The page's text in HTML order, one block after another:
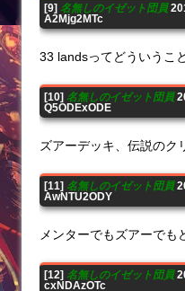
[9] 名無しのイゼット団員
A2Mjg2MTc
33 landsってどういうこ
[10] 名無しのイゼット団員
Q5ODExODE
ズアーデッキ、伝説のク
[11] 名無しのイゼット団員
AwNTU2ODY
メンターでもズアーでも
[12] 名無しのイゼット団員
cxNDAzOTc